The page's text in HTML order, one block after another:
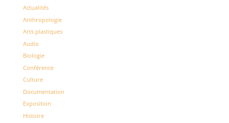
Actualités
Anthropologie
Arts plastiques
Audio
Biologie
Conférence
Culture
Documentation
Exposition
Histoire